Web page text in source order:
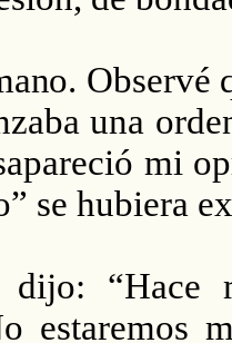
Observé
una
mi
se hubiera
“Hace
estaremos